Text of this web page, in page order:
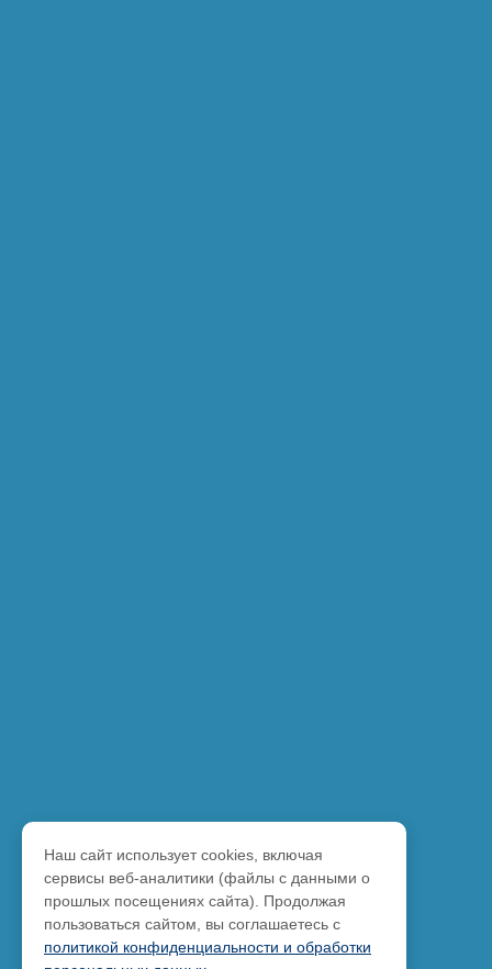
Наш сайт использует cookies, включая
сервисы веб-аналитики (файлы с данными о
прошлых посещениях сайта). Продолжая
пользоваться сайтом, вы соглашаетесь с
политикой конфиденциальности и обработки